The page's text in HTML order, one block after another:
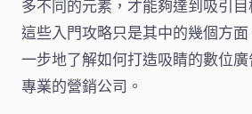
多不同的元素，才能夠達到吸引目
這些入門攻略只是其中的幾個方
一步地了解如何打造吸睛的數位
專業的營銷公司。